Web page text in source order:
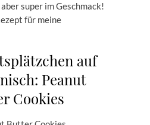
super im Geschmack!
für meine
auf
Peanut
Cookies